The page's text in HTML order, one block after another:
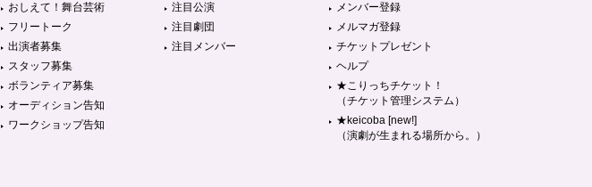
おしえて！舞台芸術
フリートーク
出演者募集
スタッフ募集
ボランティア募集
オーディション告知
ワークショップ告知
注目公演
注目劇団
注目メンバー
メンバー登録
メルマガ登録
チケットプレゼント
ヘルプ
★こりっちチケット！
（チケット管理システム）
★keicoba [new!]
（演劇が生まれる場所から。）